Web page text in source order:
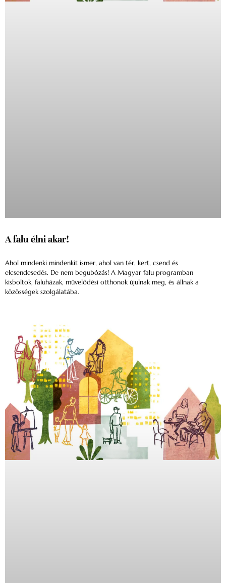
A falu élni akar!
Ahol mindenki mindenkit ismer, ahol van tér, kert, csend és
elcsendesedés. De nem begubózás! A Magyar falu programban
kisboltok, faluházak, művelődési otthonok újulnak meg, és állnak a
közösségek szolgálatába.